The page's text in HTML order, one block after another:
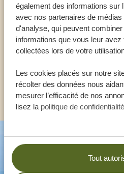
également des informations sur
avec nos partenaires de
d'analyse, qui peuvent
informations que vous leur avez
collectées lors de votre
Les cookies placés sur notre
récolter des données nous
mesurer l’efficacité de nos
lisez la politique de
Tout
NOS SPÉCIALISTES
AUTRES